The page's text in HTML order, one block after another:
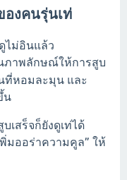
องคนรุ่นเท่
ไม่อินแล้ว
ภาพลักษณ์ให้การสูบ
ที่หอมละมุน และ
น
เสร็จก็ยังดูเท่ได้
พิ่มออร่าความคูล” ให้